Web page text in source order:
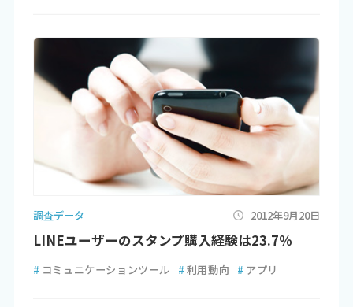
調査データ 2012年9月20日
LINEユーザーのスタンプ購入経験は23.7％
# コミュニケーションツール # 利用動向 # アプリ